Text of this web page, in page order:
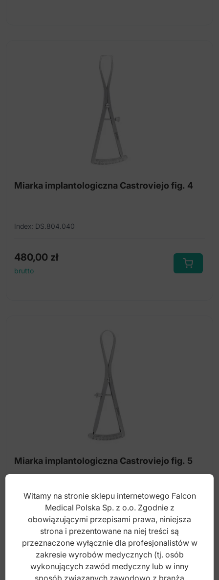
Miarka implantologiczna Castroviejo fig. 4
Index: DS.804.040
480,00 zł
brutto
Miarka implantologiczna Castroviejo fig. 5
Index: DS.804.050
480,00zł
brutto
Witamy na stronie sklepu internetowego Falcon
Medical Polska Sp. z o.o. Zgodnie z
obowiązującymi przepisami prawa, niniejsza
strona i prezentowane na niej treści są
przeznaczone wyłącznie dla profesjonalistów w
zakresie wyrobów medycznych (tj. osób
wykonujących zawód medyczny lub w inny
sposób związanych zawodowo z branżą